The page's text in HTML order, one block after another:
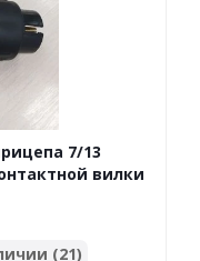
7/13
вилки
(21)